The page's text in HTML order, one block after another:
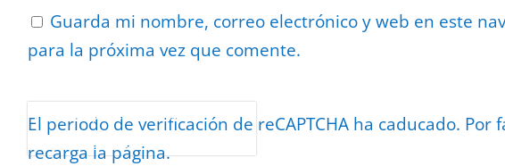
Guarda mi nombre, correo electrónico y web en este
para la próxima vez que comente.
El periodo de verificación de reCAPTCHA ha caducado. Por
recarga la página.
Protegidos por reCAPTCHA
Términos